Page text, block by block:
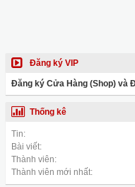
Đăng ký VIP
Đăng ký Cửa Hàng (Shop) và
Thống kê
Tin:
Bài viết:
Thành viên:
Thành viên mới nhất: